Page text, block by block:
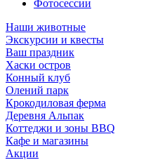
Фотосессии
Наши животные
Экскурсии и квесты
Ваш праздник
Хаски остров
Конный клуб
Олений парк
Крокодиловая ферма
Деревня Альпак
Коттеджи и зоны BBQ
Кафе и магазины
Акции